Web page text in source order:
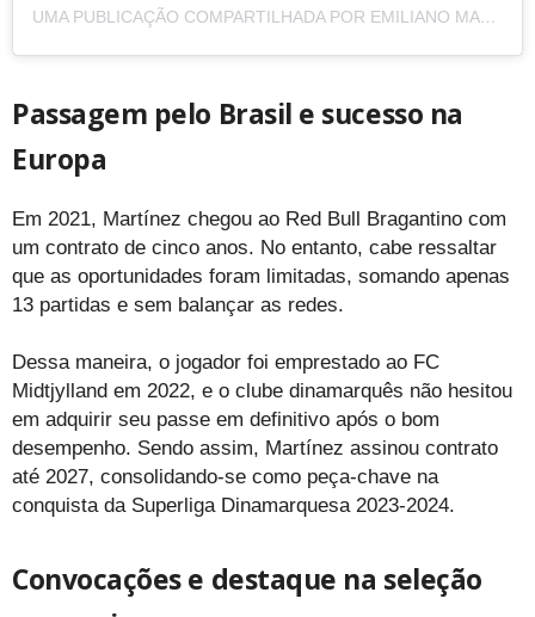
UMA PUBLICAÇÃO COMPARTILHADA POR EMILIANO MARTINEZ (@EMIMARTINEZ.32)
Passagem pelo Brasil e sucesso na
Europa
Em 2021, Martínez chegou ao Red Bull Bragantino com
um contrato de cinco anos. No entanto, cabe ressaltar
que as oportunidades foram limitadas, somando apenas
13 partidas e sem balançar as redes.
Dessa maneira, o jogador foi emprestado ao FC
Midtjylland em 2022, e o clube dinamarquês não hesitou
em adquirir seu passe em definitivo após o bom
desempenho. Sendo assim, Martínez assinou contrato
até 2027, consolidando-se como peça-chave na
conquista da Superliga Dinamarquesa 2023-2024.
Convocações e destaque na seleção